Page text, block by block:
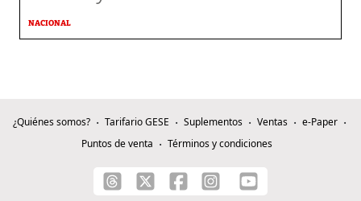
NACIONAL
¿Quiénes somos? Tarifario GESE Suplementos Ventas
e-Paper
Puntos de venta
Términos y condiciones